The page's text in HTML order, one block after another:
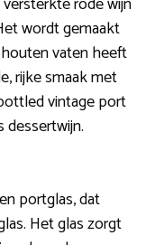
wordt gemaakt
vaten heeft
rijke smaak met
vintage port
dessertwijn.
portglas, dat
Het glas zorgt